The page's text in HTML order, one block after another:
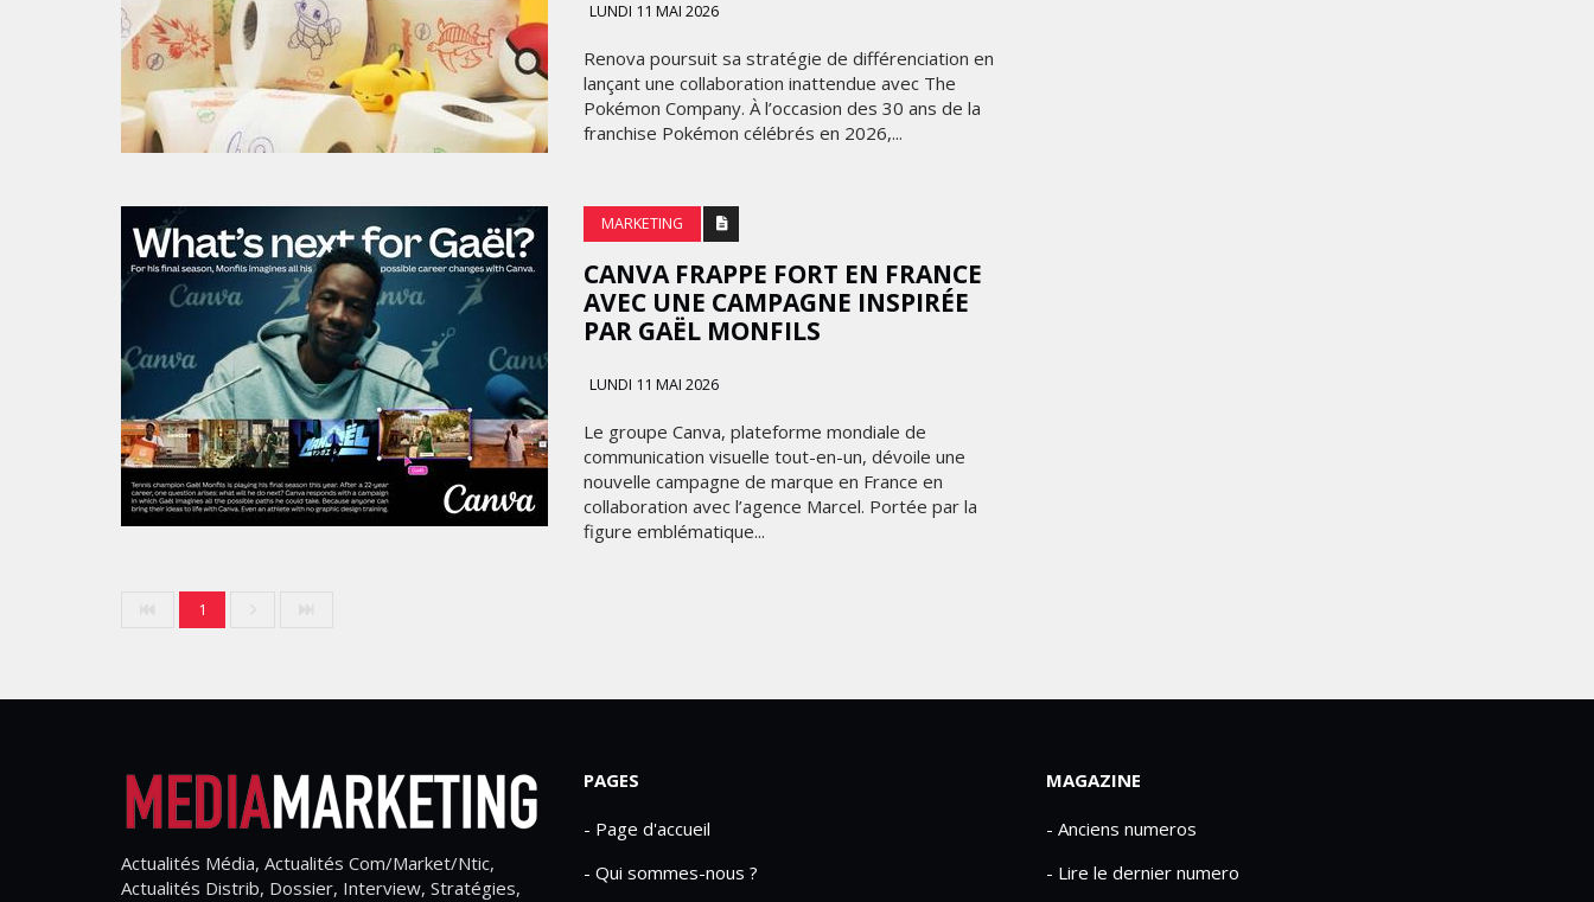
LUNDI 11 MAI 2026
Renova poursuit sa stratégie de différenciation en
lançant une collaboration inattendue avec The
Pokémon Company. À l’occasion des 30 ans de la
franchise Pokémon célébrés en 2026,...
MARKETING
CANVA FRAPPE FORT EN FRANCE
AVEC UNE CAMPAGNE INSPIRÉE
PAR GAËL MONFILS
LUNDI 11 MAI 2026
Le groupe Canva, plateforme mondiale de
communication visuelle tout-en-un, dévoile une
nouvelle campagne de marque en France en
collaboration avec l’agence Marcel. Portée par la
figure emblématique...
1
Actualités Média, Actualités Com/Market/Ntic,
Actualités Distrib, Dossier, Interview, Stratégies,
PAGES
- Page d'accueil
- Qui sommes-nous ?
MAGAZINE
- Anciens numeros
- Lire le dernier numero